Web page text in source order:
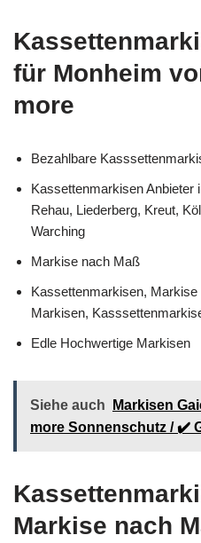
für Monheim
more
Bezahlbare
Kassettenmarkisen Anbieter
Rehau, Liederberg, Kreut,
Warching
Markise nach Maß
Kassettenmarkisen,
Markisen,
Edle Hochwertige Markisen
Siehe auch
Markisen
more Sonnenschutz / ✔️
Markise nach